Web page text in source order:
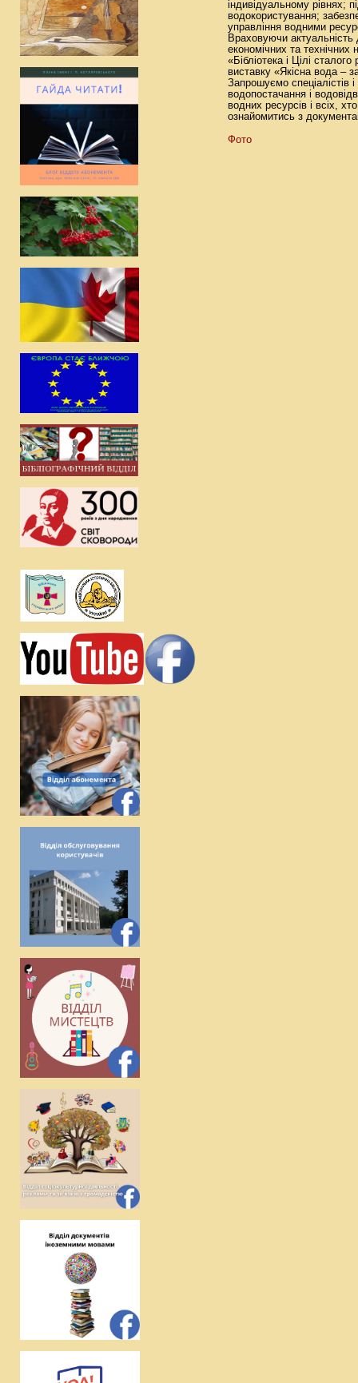
індивідуальному рівнях;
водокористування;
управління водними
Враховуючи актуальність
економічних та технічних
«Бібліотека і Цілі
виставку «Якісна вода –
Запрошуємо спеціалістів
водопостачання і
водних ресурсів і всіх,
ознайомитись з
Фото